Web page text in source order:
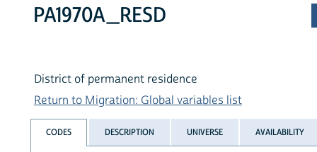
PA1970A_RESD
District of permanent residence
Return to Migration: Global variables list
CODES DESCRIPTION UNIVERSE AVAILABILITY